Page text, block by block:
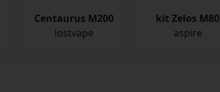
Centaurus M200
lostvape
kit Zelos M80
aspire